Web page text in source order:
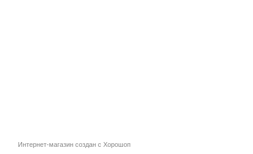
Интернет-магазин создан с Хорошоп